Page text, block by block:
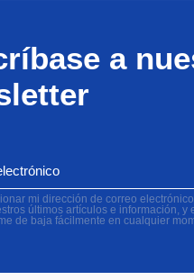
a
mi dirección de correo
últimos artículos e información, y
de baja fácilmente en cualquier